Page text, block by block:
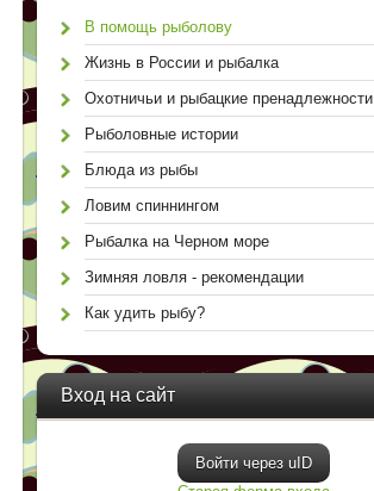
В помощь рыболову
Жизнь в России и рыбалка
Охотничьи и рыбацкие пренадлежности
Рыболовные истории
Блюда из рыбы
Ловим спиннингом
Рыбалка на Черном море
Зимняя ловля - рекомендации
Как удить рыбу?
Вход на сайт
Войти через uID